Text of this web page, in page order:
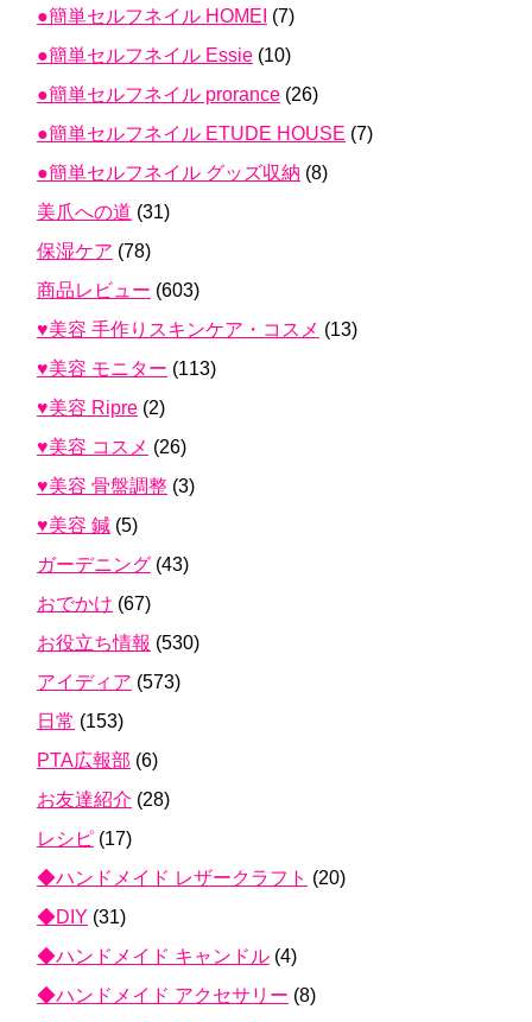
●簡単セルフネイル HOMEI (7)
●簡単セルフネイル Essie (10)
●簡単セルフネイル prorance (26)
●簡単セルフネイル ETUDE HOUSE (7)
●簡単セルフネイル グッズ収納 (8)
美爪への道 (31)
保湿ケア (78)
商品レビュー (603)
♥美容 手作りスキンケア・コスメ (13)
♥美容 モニター (113)
♥美容 Ripre (2)
♥美容 コスメ (26)
♥美容 骨盤調整 (3)
♥美容 鍼 (5)
ガーデニング (43)
おでかけ (67)
お役立ち情報 (530)
アイディア (573)
日常 (153)
PTA広報部 (6)
お友達紹介 (28)
レシピ (17)
◆ハンドメイド レザークラフト (20)
◆DIY (31)
◆ハンドメイド キャンドル (4)
◆ハンドメイド アクセサリー (8)